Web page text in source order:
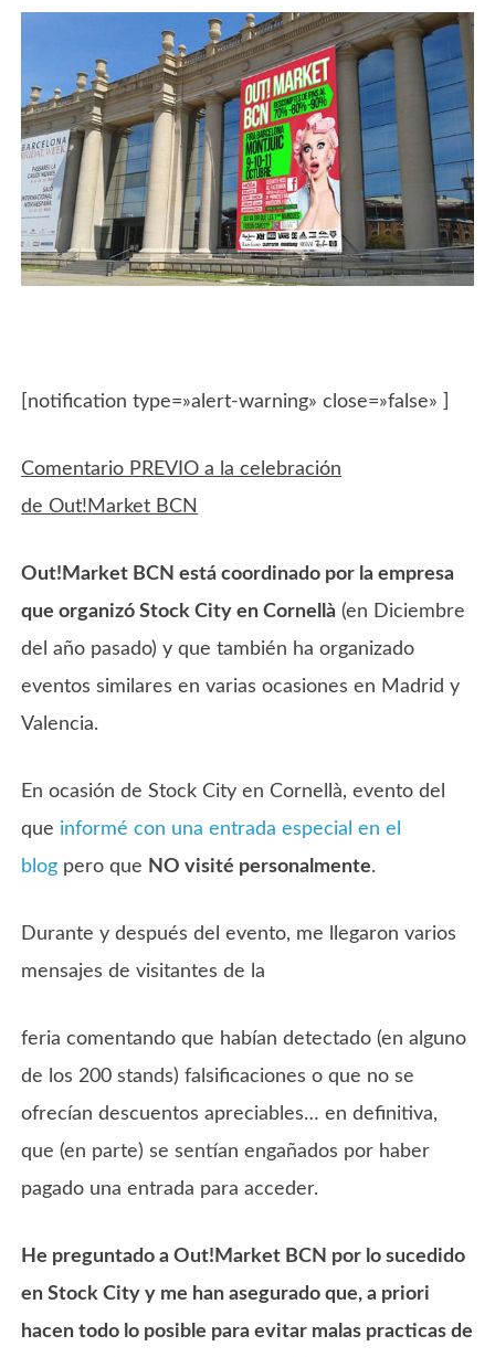
[notification type=»alert-warning» close=»false» ]
Comentario PREVIO a la celebración
de Out!Market BCN
Out!Market BCN está coordinado por la empresa
que organizó Stock City en Cornellà (en Diciembre
del año pasado) y que también ha organizado
eventos similares en varias ocasiones en Madrid y
Valencia.
En ocasión de Stock City en Cornellà, evento del
que informé con una entrada especial en el
blog pero que NO visité personalmente.
Durante y después del evento, me llegaron varios
mensajes de visitantes de la
feria comentando que habían detectado (en alguno
de los 200 stands) falsificaciones o que no se
ofrecían descuentos apreciables… en definitiva,
que (en parte) se sentían engañados por haber
pagado una entrada para acceder.
He preguntado a Out!Market BCN por lo sucedido
en Stock City y me han asegurado que, a priori
hacen todo lo posible para evitar malas practicas de